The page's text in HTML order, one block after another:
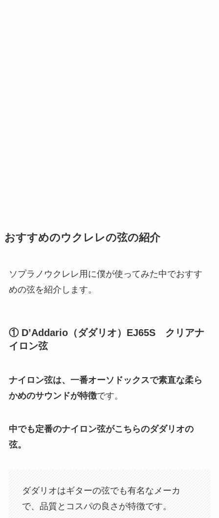
おすすめのウクレレの弦の紹介
ソプラノウクレレ用に僕が使ってみた中でおすす
めの弦を紹介します。
① D’Addario（ダダリオ）EJ65S クリアナ
イロン弦
ナイロン弦は、 一番オーソドックスで素直な柔ら
かめのサウンドが特徴です。
中でも定番のナイロン弦がこちらのダダリオの
弦。
ダダリオはギターの弦でも有名なメーカ
で、品質とコスパの良さが特徴です。